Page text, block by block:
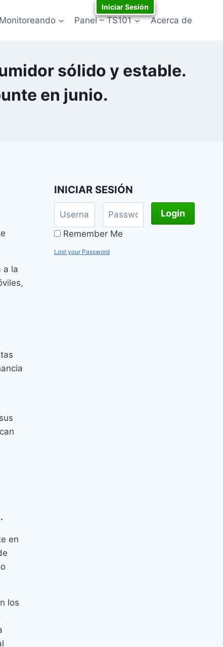
Monitoreando Panel – TS101 Acerca de
sólido y estable.
en junio.
a la
en
los
INICIAR SESIÓN
Remember Me
Lost your Password
Iniciar Sesión